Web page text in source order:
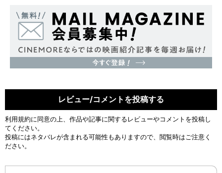
レビュー/コメントを投稿する
利用規約に同意の上、作品や記事に関するレビューやコメントを投稿し
てください。
投稿にはネタバレが含まれる可能性もありますので、閲覧時はご注意く
ださい。